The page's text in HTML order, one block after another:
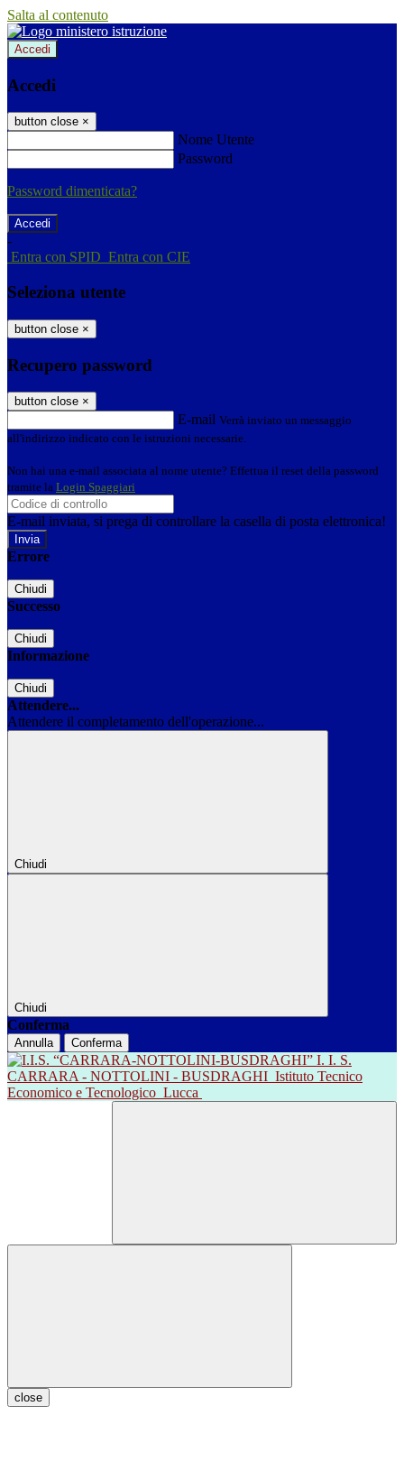
Salta al contenuto
Accedi
Accedi
button close ×
Nome Utente
Password
Password dimenticata?
-
Entra con SPID Entra con CIE
Seleziona utente
button close ×
Recupero password
button close ×
E-mail Verrà inviato un messaggio
all'indirizzo indicato con le istruzioni necessarie.
Non hai una e-mail associata al nome utente? Effettua il reset della password
tramite la Login Spaggiari
E-mail inviata, si prega di controllare la casella di posta elettronica!
Errore
Chiudi
Successo
Chiudi
Informazione
Chiudi
Attendere...
Attendere il completamento dell'operazione...
Chiudi
Chiudi
Conferma
Annulla Conferma
I. I. S.
CARRARA - NOTTOLINI - BUSDRAGHI Istituto Tecnico
Economico e Tecnologico Lucca
close